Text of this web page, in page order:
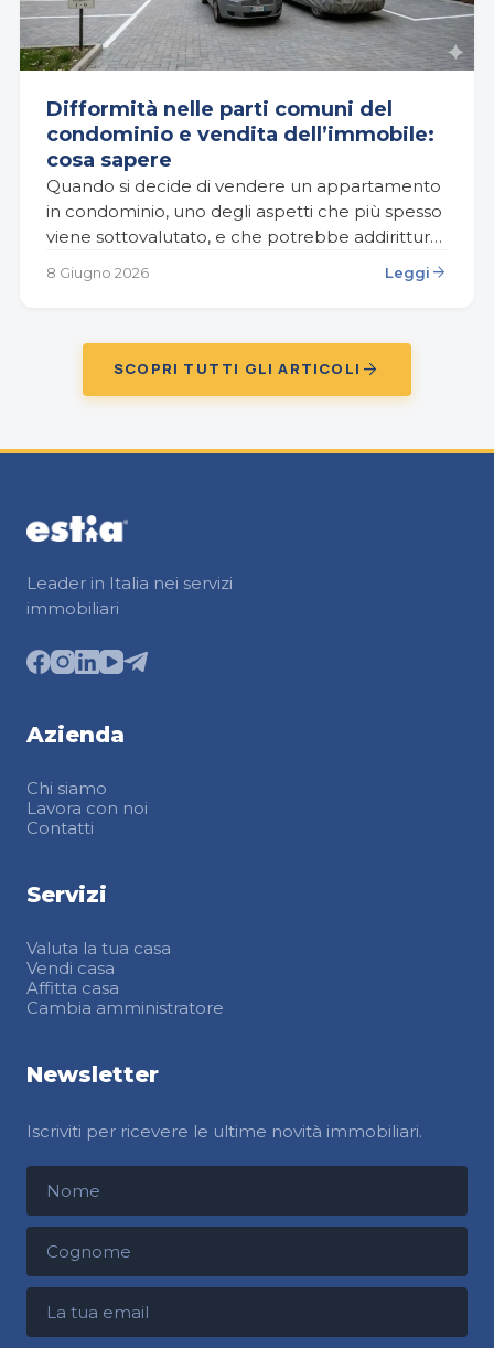
Difformità nelle parti comuni del
condominio e vendita dell’immobile:
cosa sapere
Quando si decide di vendere un appartamento
in condominio, uno degli aspetti che più spesso
viene sottovalutato, e che potrebbe addirittura
bloccare o compromettere la compravendita,
riguarda le difformità urbanistiche…
8 Giugno 2026 Leggi arrow_forward
SCOPRI TUTTI GLI ARTICOLI arrow_forward
Leader in Italia nei servizi
immobiliari
Azienda
Chi siamo
Lavora con noi
Contatti
Servizi
Valuta la tua casa
Vendi casa
Affitta casa
Cambia amministratore
Newsletter
Iscriviti per ricevere le ultime novità immobiliari.
Nome
Cognome
Indirizzo email